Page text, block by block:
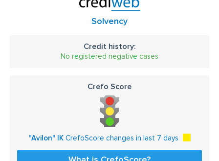
Solvency
Credit history:
No registered negative cases
Crefo Score
"Avilon" IKCrefoScore changes in last 7 days